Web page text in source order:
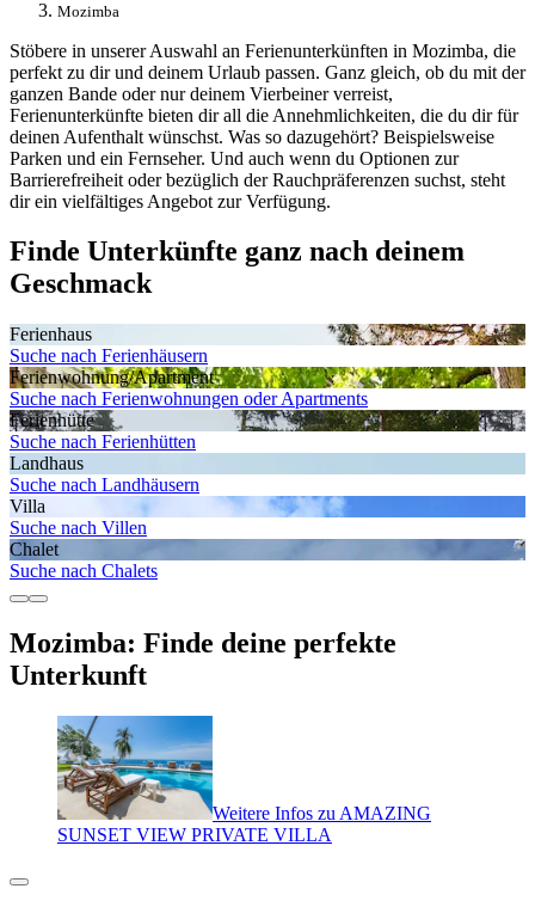
Mozimba
Stöbere in unserer Auswahl an Ferienunterkünften in Mozimba, die
perfekt zu dir und deinem Urlaub passen. Ganz gleich, ob du mit der
ganzen Bande oder nur deinem Vierbeiner verreist,
Ferienunterkünfte bieten dir all die Annehmlichkeiten, die du dir für
deinen Aufenthalt wünschst. Was so dazugehört? Beispielsweise
Parken und ein Fernseher. Und auch wenn du Optionen zur
Barrierefreiheit oder bezüglich der Rauchpräferenzen suchst, steht
dir ein vielfältiges Angebot zur Verfügung.
Finde Unterkünfte ganz nach deinem
Geschmack
Ferienhaus
Suche nach Ferienhäusern
Ferienwohnung/Apartment
Suche nach Ferienwohnungen oder Apartments
Ferienhütte
Suche nach Ferienhütten
Landhaus
Suche nach Landhäusern
Villa
Suche nach Villen
Chalet
Suche nach Chalets
Mozimba: Finde deine perfekte
Unterkunft
Weitere Infos zu AMAZING
SUNSET VIEW PRIVATE VILLA